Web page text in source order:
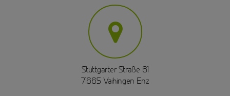
Stuttgarter Straße 61
71665 Vaihingen Enz